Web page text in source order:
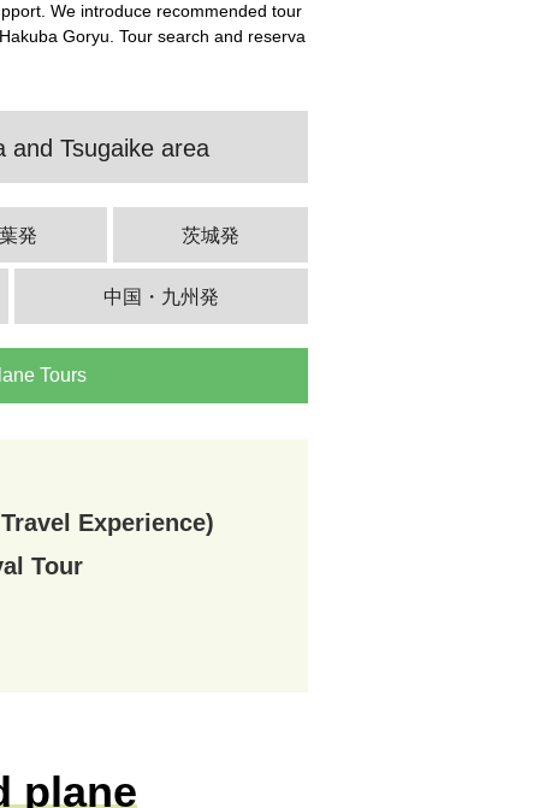
We introduce recommended tour
Goryu. Tour search and reserva
and Tsugaike area
発 茨城発
中国・九州発
Tours
Experience)
Tour
plane